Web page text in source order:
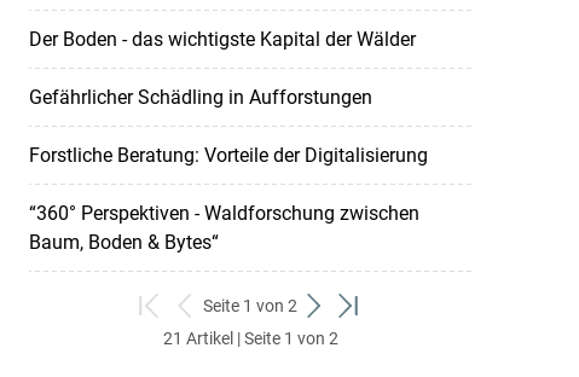
Der Boden - das wichtigste Kapital der Wälder
Gefährlicher Schädling in Aufforstungen
Forstliche Beratung: Vorteile der Digitalisierung
“360° Perspektiven - Waldforschung zwischen
Baum, Boden & Bytes“
zum
ersten
zurück
zum
Seite 1 von 2
weiter
zum
zum
21 Artikel | Seite 1 von 2